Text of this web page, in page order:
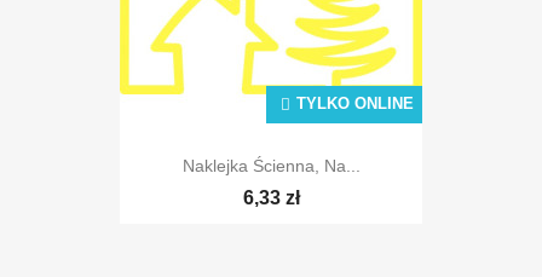
Naklejka Ścienna, Na...
6,33 zł
TYLKO ONLINE